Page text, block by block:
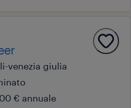
venezia giulia
€ annuale